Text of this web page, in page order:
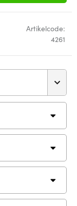
Artikelcode:
4261